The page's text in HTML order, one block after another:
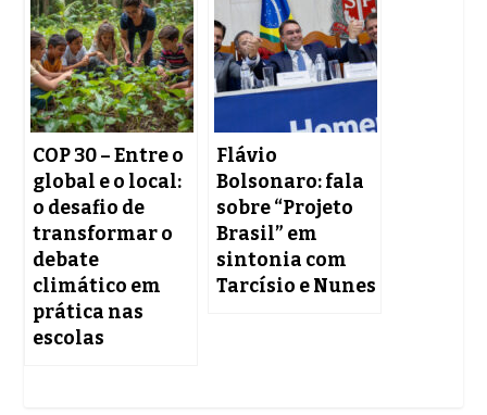
COP 30 – Entre o
global e o local:
o desafio de
transformar o
debate
climático em
prática nas
escolas
Flávio
Bolsonaro: fala
sobre “Projeto
Brasil” em
sintonia com
Tarcísio e Nunes